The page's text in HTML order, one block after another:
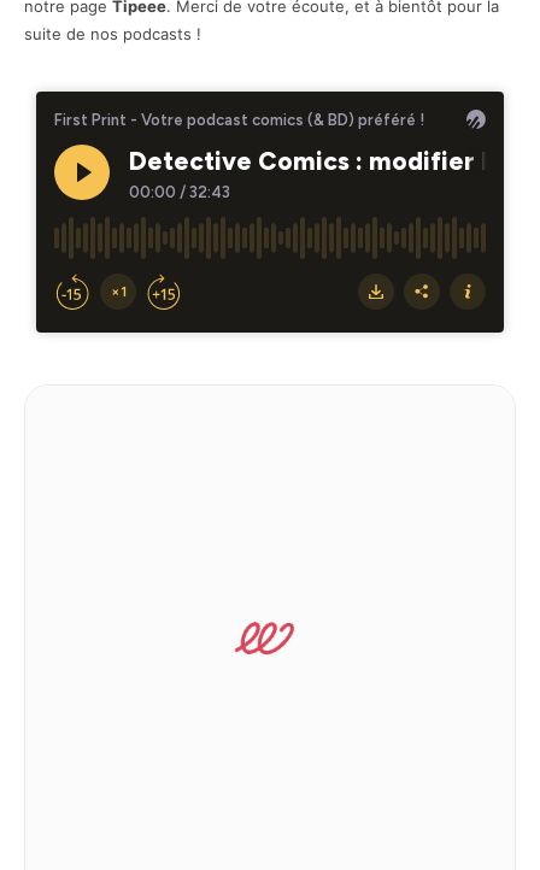
notre page Tipeee. Merci de votre écoute, et à bientôt pour la
suite de nos podcasts !